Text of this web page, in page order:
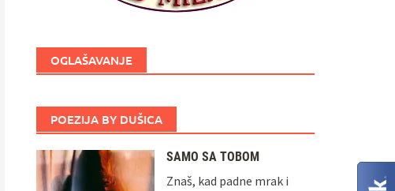
OGLAŠAVANJE
POEZIJA BY DUŠICA
SAMO SA TOBOM
Znaš, kad padne mrak i